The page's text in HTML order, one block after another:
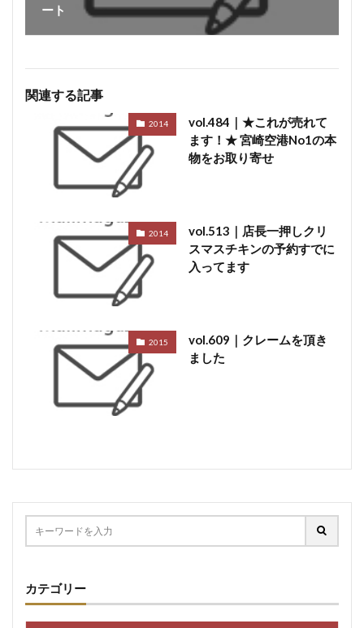
ート
関連する記事
2014
vol.484｜★これが売れて
ます！★ 宮崎空港No1の本
物をお取り寄せ
2014
vol.513｜店長一押しクリ
スマスチキンの予約すでに
入ってます
2015
vol.609｜クレームを頂き
ました
カテゴリー